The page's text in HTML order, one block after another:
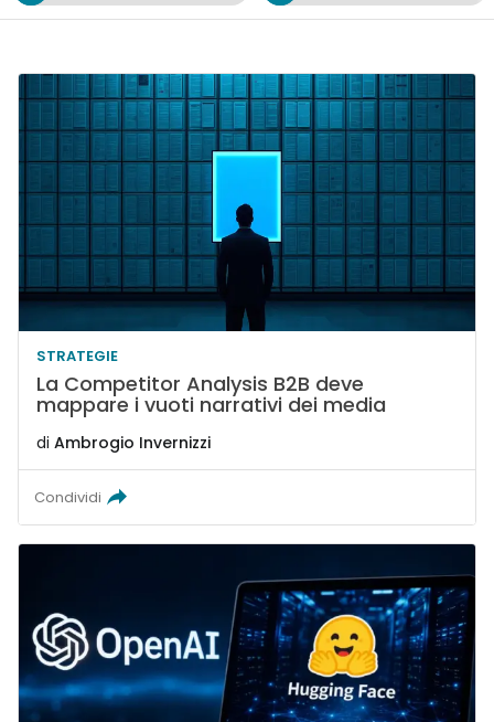
STRATEGIE
La Competitor Analysis B2B deve
mappare i vuoti narrativi dei media
di Ambrogio Invernizzi
Condividi